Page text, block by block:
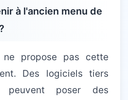
à l'ancien menu de
ne propose pas cette
Des logiciels tiers
peuvent poser des